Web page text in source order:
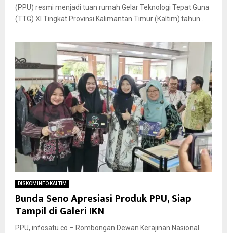
(PPU) resmi menjadi tuan rumah Gelar Teknologi Tepat Guna
(TTG) XI Tingkat Provinsi Kalimantan Timur (Kaltim) tahun...
DISKOMINFO KALTIM
Bunda Seno Apresiasi Produk PPU, Siap
Tampil di Galeri IKN
PPU, infosatu.co – Rombongan Dewan Kerajinan Nasional